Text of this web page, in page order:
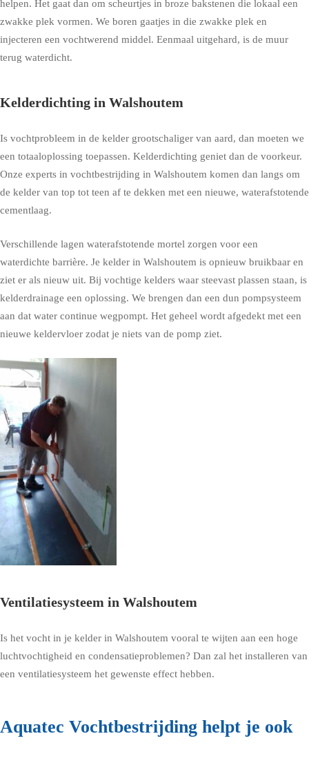
helpen. Het gaat dan om scheurtjes in broze bakstenen die lokaal een
zwakke plek vormen. We boren gaatjes in die zwakke plek en
injecteren een vochtwerend middel. Eenmaal uitgehard, is de muur
terug waterdicht.
Kelderdichting in Walshoutem
Is vochtprobleem in de kelder grootschaliger van aard, dan moeten we
een totaaloplossing toepassen. Kelderdichting geniet dan de voorkeur.
Onze experts in vochtbestrijding in Walshoutem komen dan langs om
de kelder van top tot teen af te dekken met een nieuwe, waterafstotende
cementlaag.
Verschillende lagen waterafstotende mortel zorgen voor een
waterdichte barrière. Je kelder in Walshoutem is opnieuw bruikbaar en
ziet er als nieuw uit. Bij vochtige kelders waar steevast plassen staan, is
kelderdrainage een oplossing. We brengen dan een dun pompsysteem
aan dat water continue wegpompt. Het geheel wordt afgedekt met een
nieuwe keldervloer zodat je niets van de pomp ziet.
Ventilatiesysteem in Walshoutem
Is het vocht in je kelder in Walshoutem vooral te wijten aan een hoge
luchtvochtigheid en condensatieproblemen? Dan zal het installeren van
een ventilatiesysteem het gewenste effect hebben.
Aquatec Vochtbestrijding helpt je ook